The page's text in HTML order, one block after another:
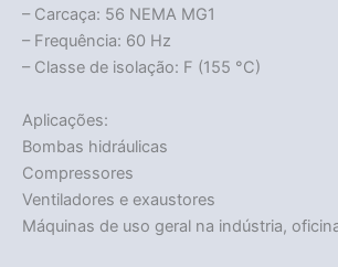
– Carcaça: 56 NEMA MG1
– Frequência: 60 Hz
– Classe de isolação: F (155 °C)
Aplicações:
Bombas hidráulicas
Compressores
Ventiladores e exaustores
Máquinas de uso geral na indústria,